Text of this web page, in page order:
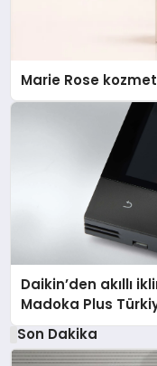
Marie Rose
Daikin’den akıllı
Madoka Plus
Son Dakika